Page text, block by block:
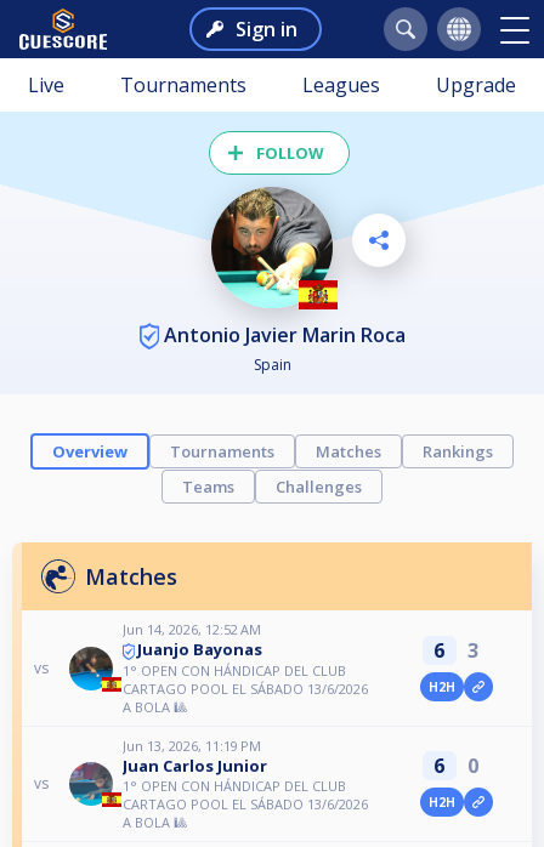
Sign in
Live Tournaments Leagues Upgrade
FOLLOW
Antonio Javier Marin Roca
Spain
Overview Tournaments Matches
Rankings
Teams
Challenges
Matches
vs
Jun 14, 2026, 12:52 AM
Juanjo Bayonas
1° OPEN CON HÁNDICAP DEL CLUB
CARTAGO POOL EL SÁBADO 13/6/2026
A BOLA 🎱
6 3
H2H
vs
Jun 13, 2026, 11:19 PM
Juan Carlos Junior
1° OPEN CON HÁNDICAP DEL CLUB
CARTAGO POOL EL SÁBADO 13/6/2026
A BOLA 🎱
6 0
H2H